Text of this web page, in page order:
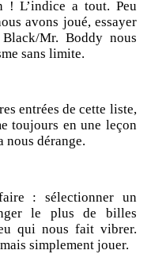
! L’indice a tout. Peu
avons joué, essayer
Mr. Boddy nous
sans limite.
entrées de cette liste,
toujours en une leçon
nous dérange.
: sélectionner un
le plus de billes
qui nous fait vibrer.
simplement jouer.